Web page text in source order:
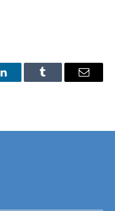
LinkedInTumblr Email